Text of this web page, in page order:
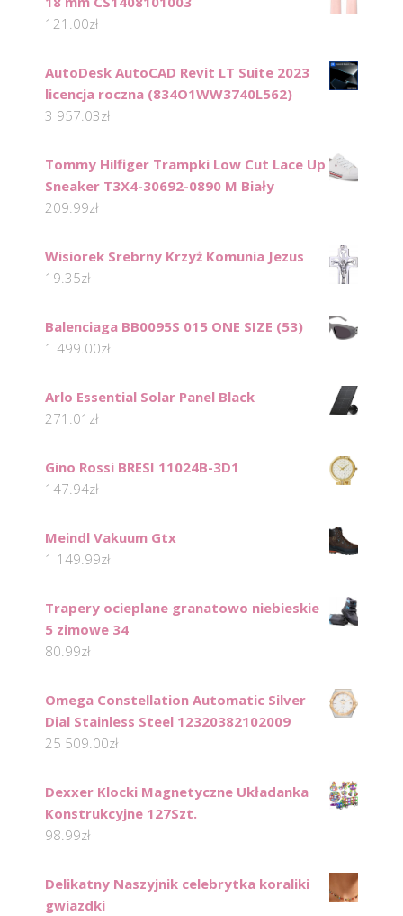
121.00zł
AutoDesk AutoCAD Revit LT Suite 2023
licencja roczna (834O1WW3740L562)
3 957.03zł
Tommy Hilfiger Trampki Low Cut Lace Up
Sneaker T3X4-30692-0890 M Biały
209.99zł
Wisiorek Srebrny Krzyż Komunia Jezus
19.35zł
Balenciaga BB0095S 015 ONE SIZE (53)
1 499.00zł
Arlo Essential Solar Panel Black
271.01 zł
Gino Rossi BRESI 11024B-3D1
147.94zł
Meindl Vakuum Gtx
1 149.99zł
Trapery ocieplane granatowo niebieskie
5 zimowe 34
80.99zł
Omega Constellation Automatic Silver
Dial Stainless Steel 12320382102009
25 509.00zł
Dexxer Klocki Magnetyczne Układanka
Konstrukcyjne 127Szt.
98.99zł
Delikatny Naszyjnik celebrytka koraliki
gwiazdki